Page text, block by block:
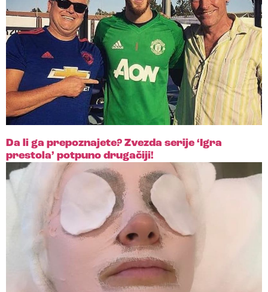
Da li ga prepoznajete? Zvezda serije ‘Igra
prestola’ potpuno drugačiji!